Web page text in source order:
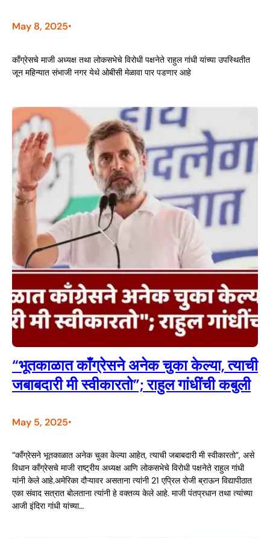
May 8, 2025•
काँग्रेसचे माजी अध्यक्ष तथा लोकसभेचे विरोधी पक्षनेते राहुल गांधी यांच्या उपस्थितीत
जून महिन्यात संभाजी नगर येथे ओबीसी मेळावा पार पडणार आहे
“भूतकाळात काँग्रेसने अनेक चुका केल्या, त्याची
जबाबदारी मी स्वीकारतो”; राहुल गांधींची कबुली
May 5, 2025•
”काँग्रेसने भूतकाळात अनेक चुका केल्या आहेत, त्याची जबाबदारी मी स्वीकारतो”, असे
विधान काँग्रेसचे माजी राष्ट्रीय अध्यक्ष आणि लोकसभेचे विरोधी पक्षनेते राहुल गांधी
यांनी केले आहे.अमेरिका दौऱ्यावर असताना त्यांनी 21 एप्रिल रोजी ब्राऊन विद्यापीठात
एका संवाद सत्रात बोलताना त्यांनी हे वक्तव्य केले आहे. माजी पंतप्रधान तथा त्यांच्या
आजी इंदिरा गांधी यांच्या…